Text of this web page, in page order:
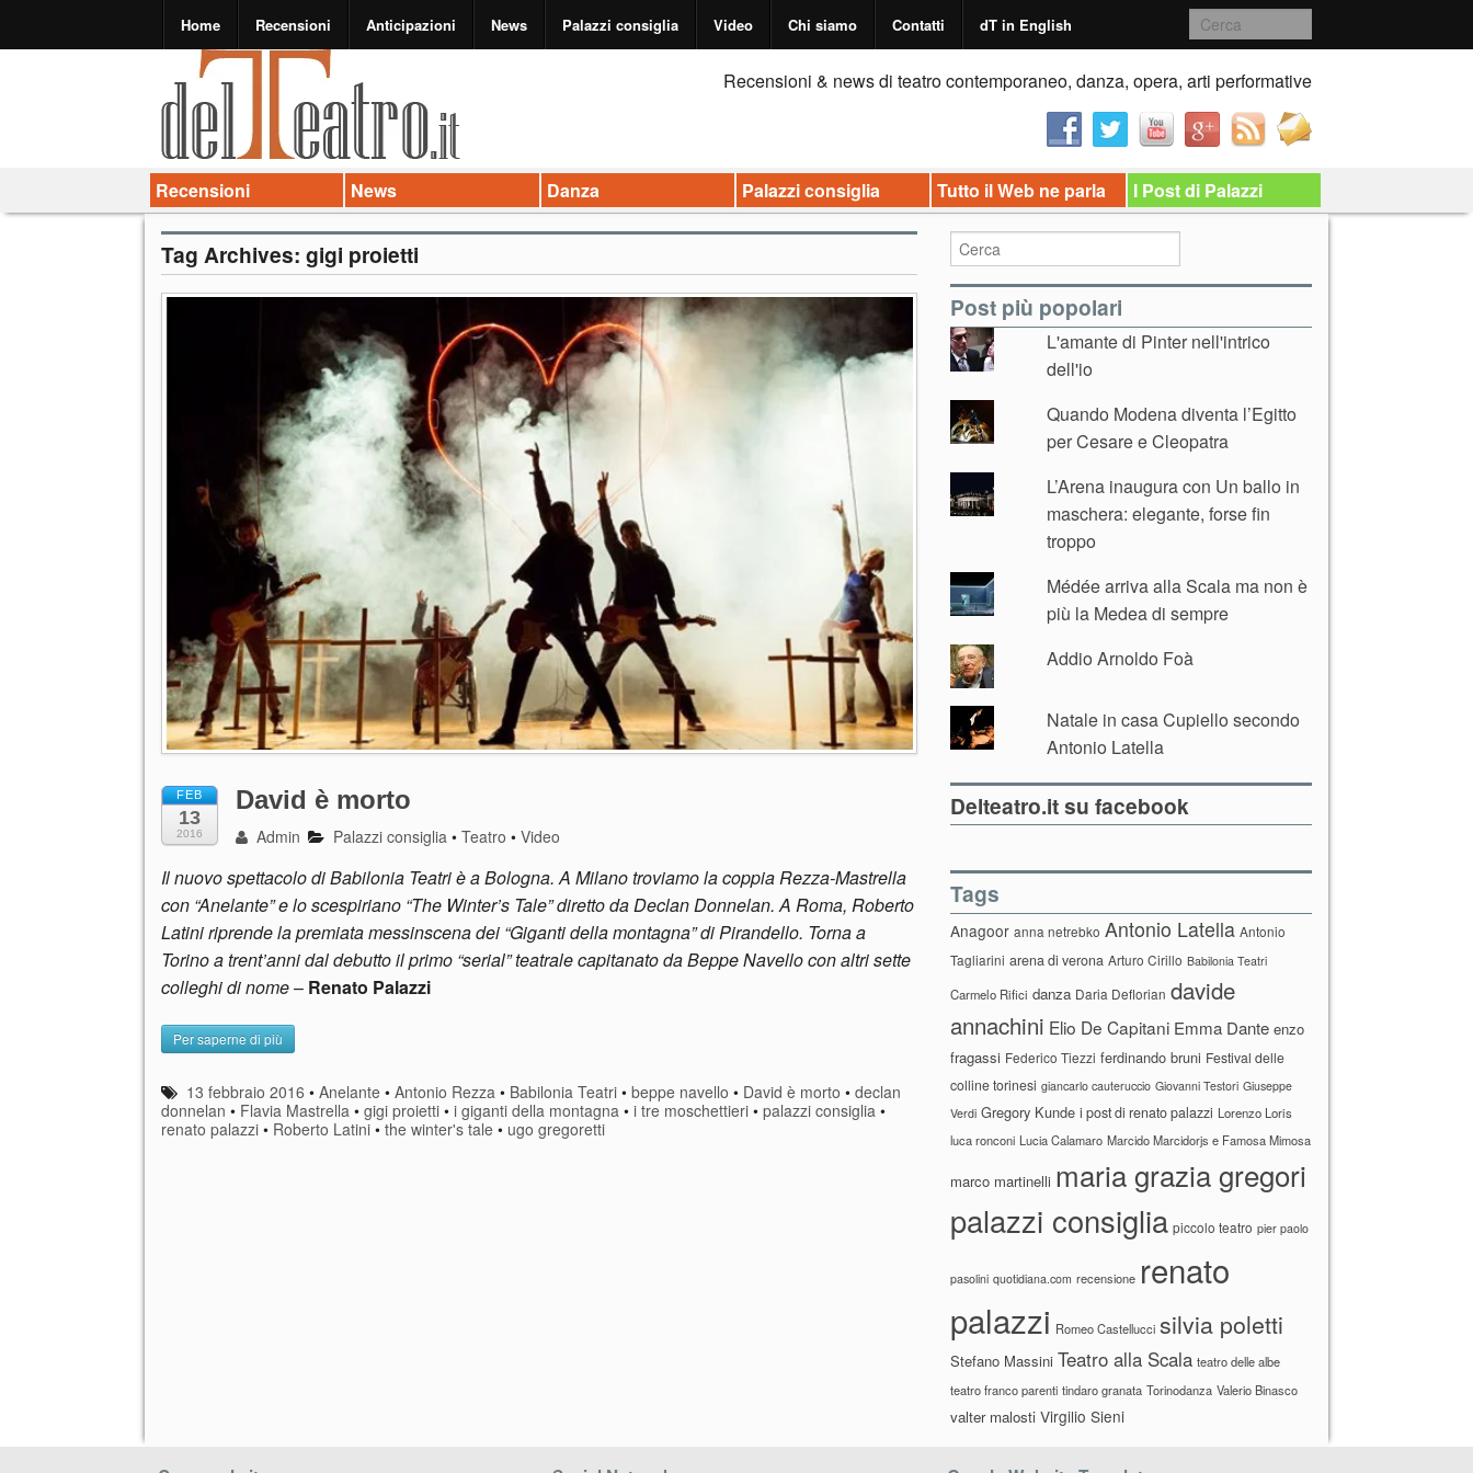
Home Recensioni Anticipazioni News Palazzi consiglia Video Chi siamo Contatti dT in English
Recensioni & news di teatro contemporaneo, danza, opera, arti performative
Recensioni News Danza Palazzi consiglia Tutto il Web ne parla I Post di Palazzi
Tag Archives: gigi proietti
FEB
13
2016
David è morto
Admin Palazzi consiglia •Teatro •Video
Il nuovo spettacolo di Babilonia Teatri è a Bologna. A Milano troviamo la coppia Rezza-Mastrella
con “Anelante” e lo scespiriano “The Winter’s Tale” diretto da Declan Donnelan. A Roma, Roberto
Latini riprende la premiata messinscena dei “Giganti della montagna” di Pirandello. Torna a
Torino a trent’anni dal debutto il primo “serial” teatrale capitanato da Beppe Navello con altri sette
colleghi di nome– Renato Palazzi
Per saperne di più
13 febbraio 2016 •Anelante •Antonio Rezza • Babilonia Teatri •beppe navello • David è morto •declan
donnelan • Flavia Mastrella • gigi proietti • i giganti della montagna • i tre moschettieri • palazzi consiglia •
renato palazzi • Roberto Latini • the winter's tale • ugo gregoretti
Post più popolari
L'amante di Pinter nell'intrico
dell'io
Quando Modena diventa l’Egitto
per Cesare e Cleopatra
L’Arena inaugura con Un ballo in
maschera: elegante, forse fin
troppo
Médée arriva alla Scala ma non è
più la Medea di sempre
Addio Arnoldo Foà
Natale in casa Cupiello secondo
Antonio Latella
Delteatro.it su facebook
Tags
Anagoor anna netrebko Antonio Latella Antonio
Tagliarini arena di verona Arturo Cirillo Babilonia Teatri
Carmelo Rifici danza Daria Deflorian davide
annachini Elio De Capitani Emma Dante enzo
fragassi Federico Tiezzi ferdinando bruni Festival delle
colline torinesi giancarlo cauteruccio Giovanni Testori Giuseppe
Verdi Gregory Kunde i post di renato palazzi Lorenzo Loris
luca ronconi Lucia Calamaro Marcido Marcidorjs e Famosa Mimosa
marco martinelli maria grazia gregori
palazzi consiglia piccolo teatro pier paolo
pasolini quotidiana.com recensione renato
palazzi Romeo Castellucci silvia poletti
Stefano Massini Teatro alla Scala teatro delle albe
teatro franco parenti tindaro granata Torinodanza Valerio Binasco
valter malosti Virgilio Sieni